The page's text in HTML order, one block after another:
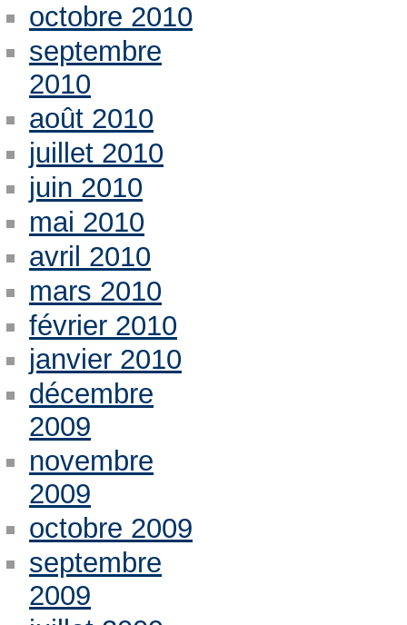
octobre 2010
septembre
2010
août 2010
juillet 2010
juin 2010
mai 2010
avril 2010
mars 2010
février 2010
janvier 2010
décembre
2009
novembre
2009
octobre 2009
septembre
2009